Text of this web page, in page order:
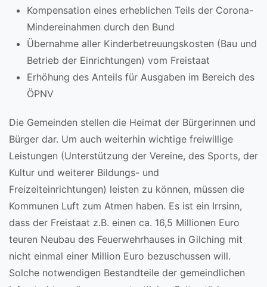
Kompensation eines erheblichen Teils der Corona-
Mindereinahmen durch den Bund
Übernahme aller Kinderbetreuungskosten (Bau und
Betrieb der Einrichtungen) vom Freistaat
Erhöhung des Anteils für Ausgaben im Bereich des
ÖPNV
Die Gemeinden stellen die Heimat der Bürgerinnen und
Bürger dar. Um auch weiterhin wichtige freiwillige
Leistungen (Unterstützung der Vereine, des Sports, der
Kultur und weiterer Bildungs- und
Freizeiteinrichtungen) leisten zu können, müssen die
Kommunen Luft zum Atmen haben. Es ist ein Irrsinn,
dass der Freistaat z.B. einen ca. 16,5 Millionen Euro
teuren Neubau des Feuerwehrhauses in Gilching mit
nicht einmal einer Million Euro bezuschussen will.
Solche notwendigen Bestandteile der gemeindlichen